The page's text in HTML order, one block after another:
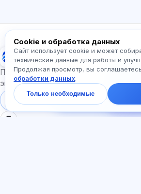
Exalify
Подготовка к международным
экзаменам
Войти
Регистрация
экзамены
начать
чате за
Cookie и обработка данных
Сайт использует cookie и может
технические данные для работы и
Продолжая просмотр, вы
обработки данных.
Только необходимые